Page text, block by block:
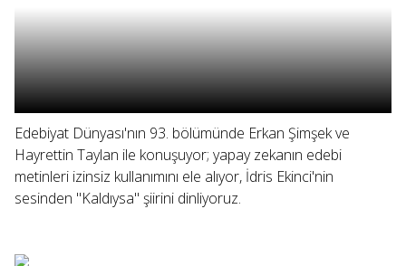
Edebiyat Dünyası'nın 93. bölümünde Erkan Şimşek ve
Hayrettin Taylan ile konuşuyor; yapay zekanın edebi
metinleri izinsiz kullanımını ele alıyor, İdris Ekinci'nin
sesinden "Kaldıysa" şiirini dinliyoruz.